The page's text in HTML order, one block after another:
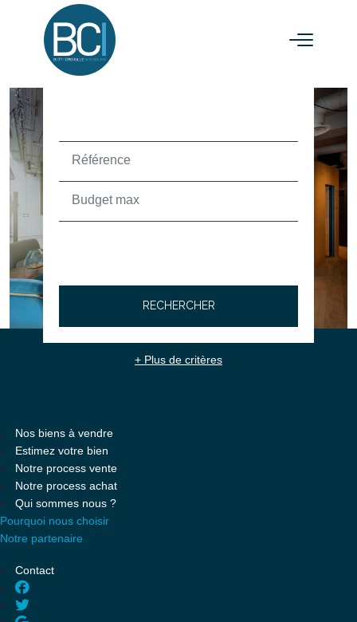
ACHETER
RECHERCHER
+ Plus de critères
Nos biens à vendre
Estimez votre bien
Notre process vente
Notre process achat
Qui sommes nous ?
Pourquoi nous choisir
Notre partenaire
Contact